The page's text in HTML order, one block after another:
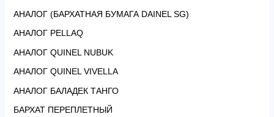
АНАЛОГ (БАРХАТНАЯ БУМАГА DAINEL SG)
АНАЛОГ PELLAQ
АНАЛОГ QUINEL NUBUK
АНАЛОГ QUINEL VIVELLA
АНАЛОГ БАЛАДЕК ТАНГО
БАРХАТ ПЕРЕПЛЕТНЫЙ